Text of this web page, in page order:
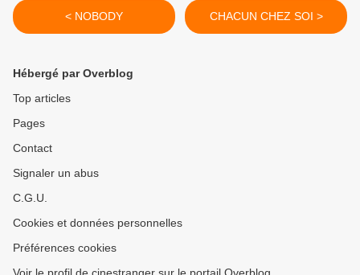
< NOBODY CHACUN CHEZ SOI >
Hébergé par Overblog
Top articles
Pages
Contact
Signaler un abus
C.G.U.
Cookies et données personnelles
Préférences cookies